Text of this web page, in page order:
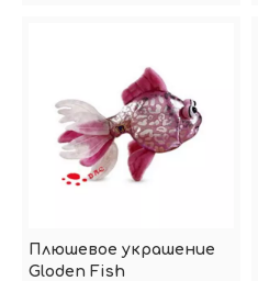
Плюшевое украшение
Gloden Fish